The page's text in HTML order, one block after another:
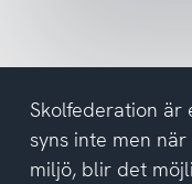
del
av
Skolfederation är
syns inte men
miljö, blir det